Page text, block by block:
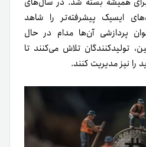
ایسیک پیشرفته‌تر را شاهد
پردازشی آن‌ها مدام در حال
تولیدکنندگان تلاش می‌کنند تا
نیز مدیریت کنند.